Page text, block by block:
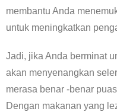
membantu Anda
untuk meningkatkan
Jadi, jika Anda berminat
akan menyenangkan
merasa benar -benar
Dengan makanan yang